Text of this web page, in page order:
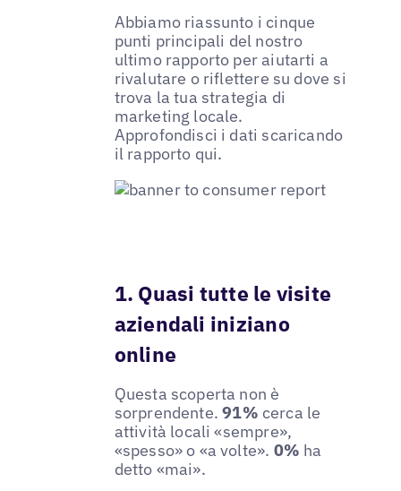
Abbiamo riassunto i cinque
punti principali del nostro
ultimo rapporto per aiutarti a
rivalutare o riflettere su dove si
trova la tua strategia di
marketing locale.
Approfondisci i dati scaricando
il rapporto qui.
1. Quasi tutte le visite
aziendali iniziano
online
Questa scoperta non è
sorprendente.91% cerca le
attività locali «sempre»,
«spesso» o «a volte». 0% ha
detto «mai».